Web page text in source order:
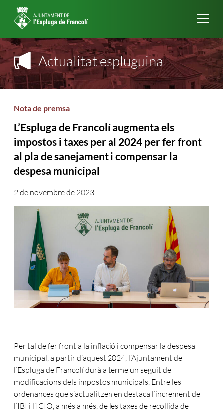
Actualitat espluguina
Nota de premsa
L’Espluga de Francolí augmenta els
impostos i taxes per al 2024 per fer front
al pla de sanejament i compensar la
despesa municipal
2 de novembre de 2023
Per tal de fer front a la inflació i compensar la despesa
municipal, a partir d’aquest 2024, l’Ajuntament de
l’Espluga de Francolí durà a terme un seguit de
modificacions dels impostos municipals. Entre les
ordenances que s’actualitzen en destaca l’increment de
l’IBI i l’ICIO, a més a més, de les taxes de recollida de